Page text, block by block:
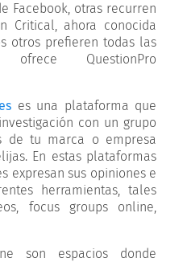
Facebook, otras recurren
Critical, ahora conocida
otros prefieren todas las
ofrece QuestionPro
es una plataforma que
con un grupo
de tu marca o empresa
En estas plataformas
expresan sus opiniones e
herramientas, tales
focus groups online,
son espacios donde